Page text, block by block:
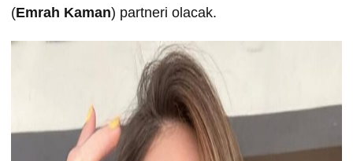
(Emrah Kaman) partneri olacak.